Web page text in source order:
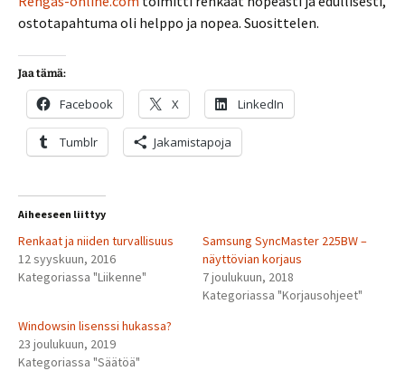
ostotapahtuma oli helppo ja nopea. Suosittelen.
Jaa tämä:
Facebook X LinkedIn
Tumblr Jakamistapoja
Aiheeseen liittyy
Renkaat ja niiden turvallisuus
12 syyskuun, 2016
Kategoriassa "Liikenne"
Samsung SyncMaster 225BW –
näyttövian korjaus
7 joulukuun, 2018
Kategoriassa "Korjausohjeet"
Windowsin lisenssi hukassa?
23 joulukuun, 2019
Kategoriassa "Säätöä"